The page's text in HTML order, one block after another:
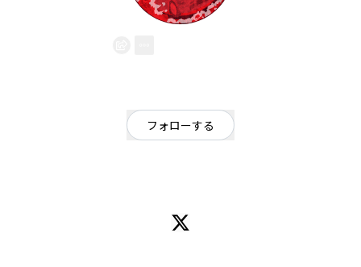
フォローする